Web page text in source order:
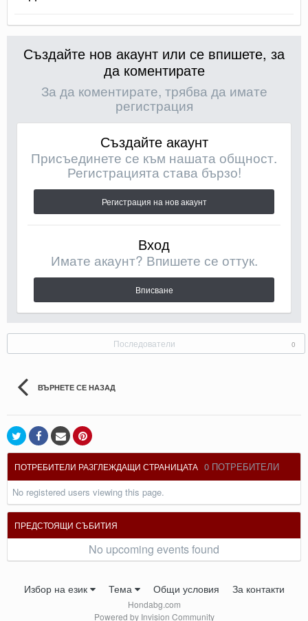
Създайте нов акаунт или се впишете, за
да коментирате
За да коментирате, трябва да имате
регистрация
Създайте акаунт
Присъединете се към нашата общност.
Регистрацията става бързо!
Регистрация на нов акаунт
Вход
Имате акаунт? Впишете се оттук.
Вписване
Последователи 0
ВЪРНЕТЕ СЕ НАЗАД
ПОТРЕБИТЕЛИ РАЗГЛЕЖДАЩИ СТРАНИЦАТА 0 ПОТРЕБИТЕЛИ
No registered users viewing this page.
ПРЕДСТОЯЩИ СЪБИТИЯ
No upcoming events found
Избор на език Тема Общи условия За контакти
Hondabg.com
Powered by Invision Community